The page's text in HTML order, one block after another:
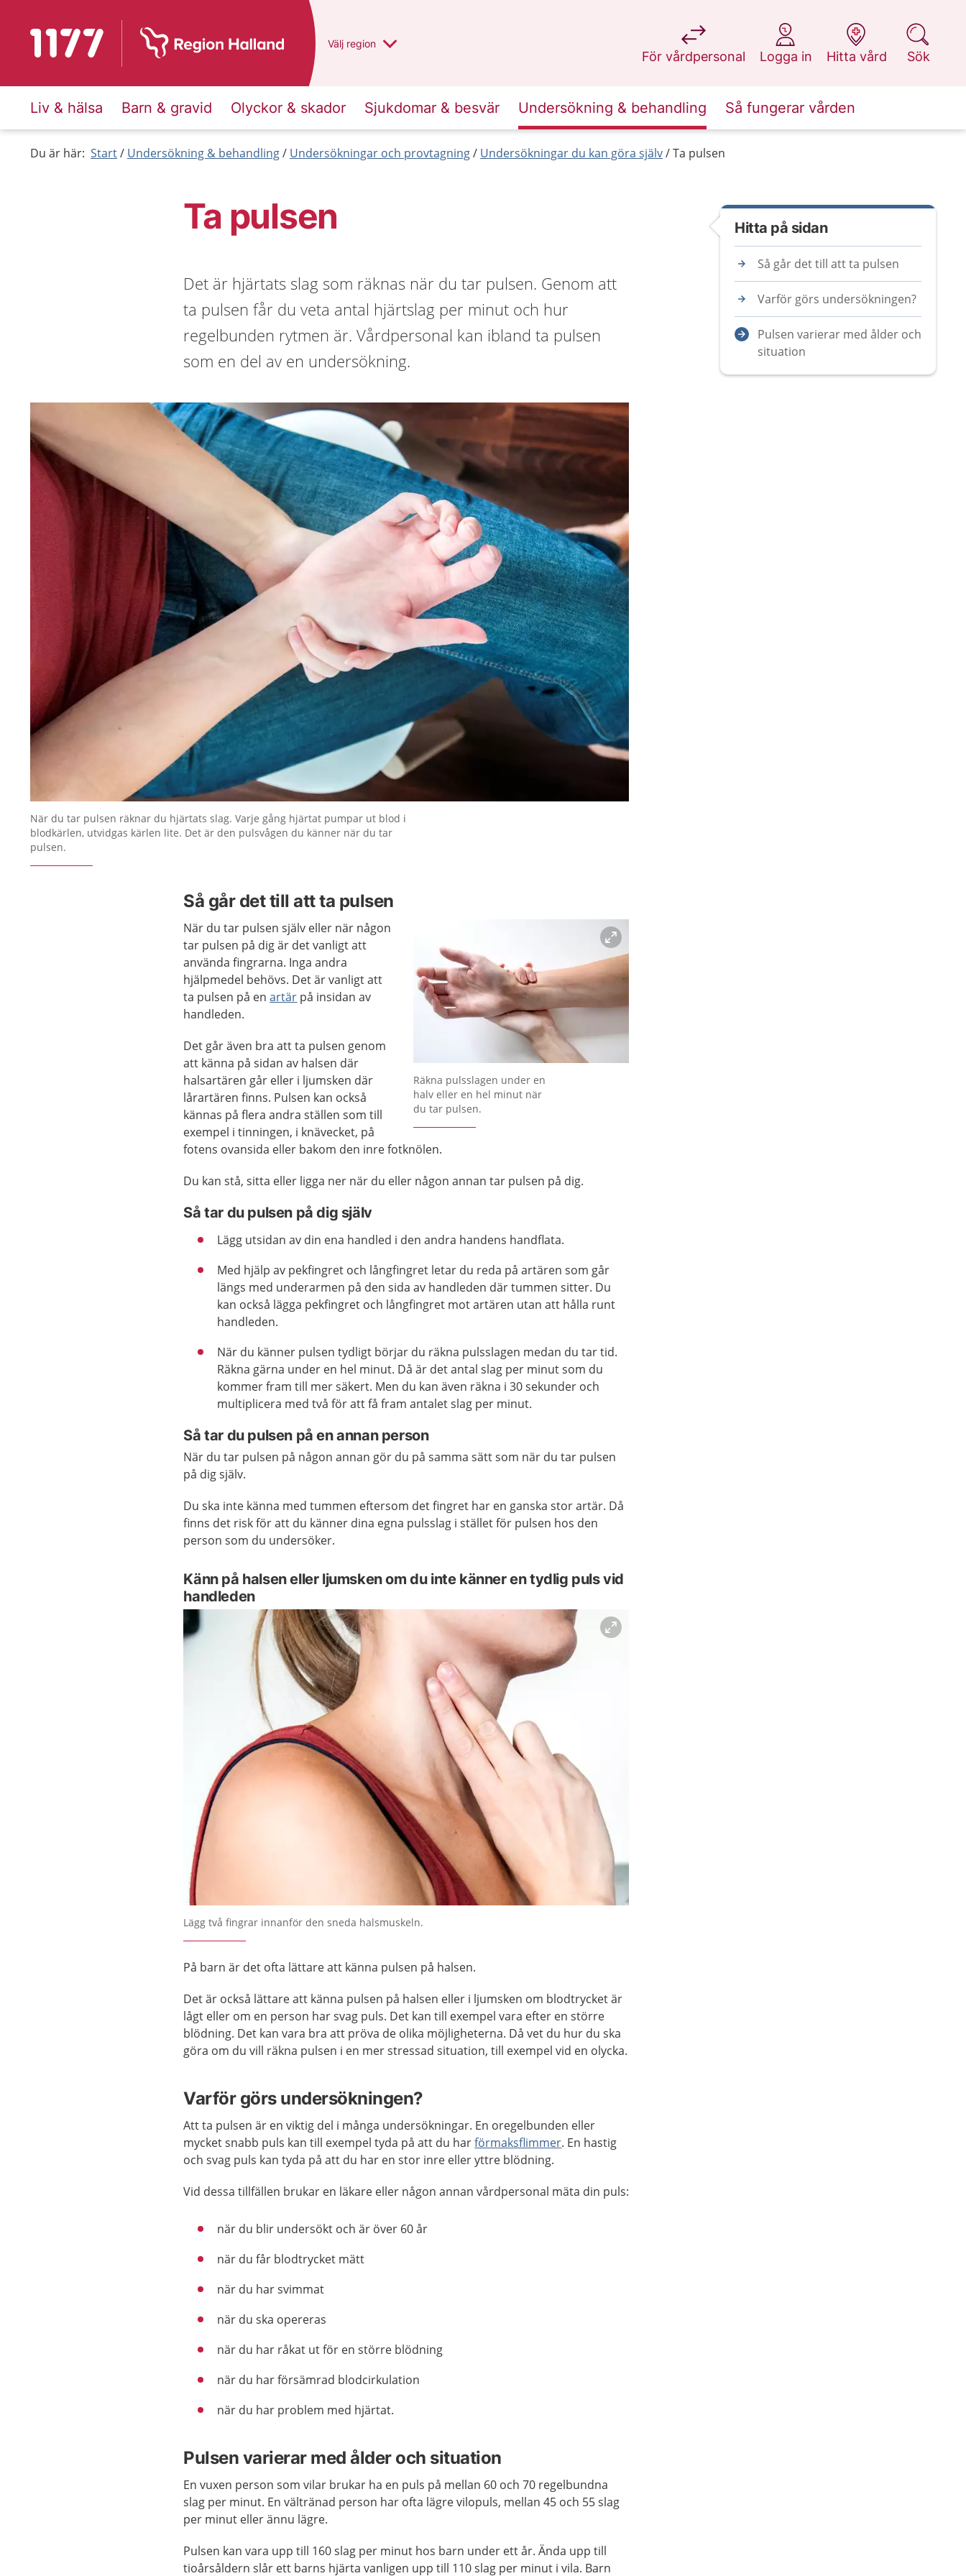
Till startsidan för 1177 Du har valt region
Välj en annan
region
För vårdpersonal
på 1177.se
Logga in
på 1177.se
Hitta vård
på 1177.se
Sök
på 1177.se
Liv & hälsa Barn & gravid Olyckor & skador Sjukdomar & besvär Undersökning & behandling Så fungerar vården
Du är här: Start Undersökning & behandling Undersökningar och provtagning Undersökningar du kan göra själv Ta pulsen
Ta pulsen
Det är hjärtats slag som räknas när du tar pulsen. Genom att
ta pulsen får du veta antal hjärtslag per minut och hur
regelbunden rytmen är. Vårdpersonal kan ibland ta pulsen
som en del av en undersökning.
När du tar pulsen räknar du hjärtats slag. Varje gång hjärtat pumpar ut blod i
blodkärlen, utvidgas kärlen lite. Det är den pulsvågen du känner när du tar
pulsen.
Så går det till att ta pulsen
Förstora bilden
Räkna pulsslagen under en
halv eller en hel minut när
du tar pulsen.
När du tar pulsen själv eller när någon
tar pulsen på dig är det vanligt att
använda fingrarna. Inga andra
hjälpmedel behövs. Det är vanligt att
ta pulsen på enartär på insidan av
handleden.
Det går även bra att ta pulsen genom
att känna på sidan av halsen där
halsartären går eller i ljumsken där
lårartären finns. Pulsen kan också
kännas på flera andra ställen som till
exempel i tinningen, i knävecket, på
fotens ovansida eller bakom den inre fotknölen.
Du kan stå, sitta eller ligga ner när du eller någon annan tar pulsen på dig.
Så tar du pulsen på dig själv
Lägg utsidan av din ena handled i den andra handens handflata.
Med hjälp av pekfingret och långfingret letar du reda på artären som går
längs med underarmen på den sida av handleden där tummen sitter. Du
kan också lägga pekfingret och långfingret mot artären utan att hålla runt
handleden.
När du känner pulsen tydligt börjar du räkna pulsslagen medan du tar tid.
Räkna gärna under en hel minut. Då är det antal slag per minut som du
kommer fram till mer säkert. Men du kan även räkna i 30 sekunder och
multiplicera med två för att få fram antalet slag per minut.
Så tar du pulsen på en annan person
När du tar pulsen på någon annan gör du på samma sätt som när du tar pulsen
på dig själv.
Du ska inte känna med tummen eftersom det fingret har en ganska stor artär. Då
finns det risk för att du känner dina egna pulsslag i stället för pulsen hos den
person som du undersöker.
Känn på halsen eller ljumsken om du inte känner en tydlig puls vid
handleden
Förstora bilden
Lägg två fingrar innanför den sneda halsmuskeln.
På barn är det ofta lättare att känna pulsen på halsen.
Det är också lättare att känna pulsen på halsen eller i ljumsken om blodtrycket är
lågt eller om en person har svag puls. Det kan till exempel vara efter en större
blödning. Det kan vara bra att pröva de olika möjligheterna. Då vet du hur du ska
göra om du vill räkna pulsen i en mer stressad situation, till exempel vid en olycka.
Varför görs undersökningen?
Att ta pulsen är en viktig del i många undersökningar. En oregelbunden eller
mycket snabb puls kan till exempel tyda på att du harförmaksflimmer. En hastig
och svag puls kan tyda på att du har en stor inre eller yttre blödning.
Vid dessa tillfällen brukar en läkare eller någon annan vårdpersonal mäta din puls:
när du blir undersökt och är över 60 år
när du får blodtrycket mätt
när du har svimmat
när du ska opereras
när du har råkat ut för en större blödning
när du har försämrad blodcirkulation
när du har problem med hjärtat.
Pulsen varierar med ålder och situation
En vuxen person som vilar brukar ha en puls på mellan 60 och 70 regelbundna
slag per minut. En vältränad person har ofta lägre vilopuls, mellan 45 och 55 slag
per minut eller ännu lägre.
Pulsen kan vara upp till 160 slag per minut hos barn under ett år. Ända upp till
tioårsåldern slår ett barns hjärta vanligen upp till 110 slag per minut i vila. Barn
Hitta på sidan
Så går det till att ta pulsen
Varför görs undersökningen?
Pulsen varierar med ålder och
situation